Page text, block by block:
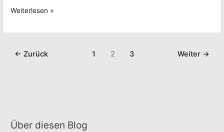
Viereckpfanne
Weiterlesen »
← Zurück 1 2 3 Weiter →
Über diesen Blog